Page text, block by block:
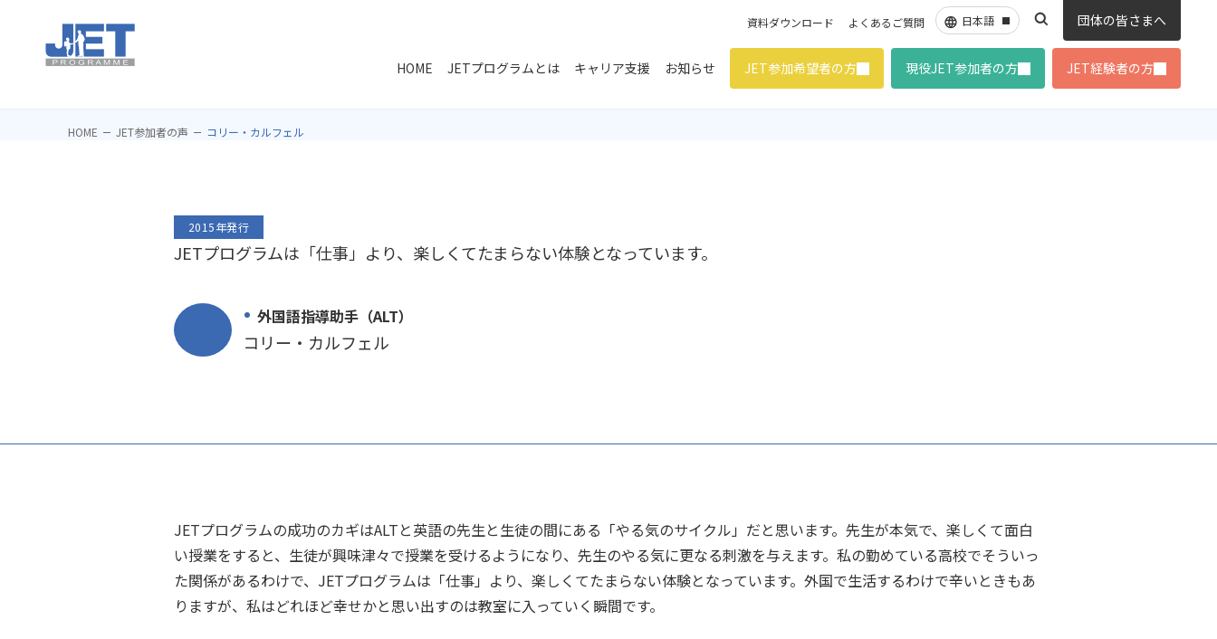
資料ダウンロード よくあるご質問 団体の皆さまへ
HOME JETプログラムとは キャリア支援 お知らせ JET参加希望者の方 現役JET参加者の方 JET経験者の方
HOME JET参加者の声 コリー・カルフェル
2015年発行
JETプログラムは「仕事」より、楽しくてたまらない体験となっています。
外国語指導助手（ALT）
コリー・カルフェル
JETプログラムの成功のカギはALTと英語の先生と生徒の間にある「やる気のサイクル」だと思います。先生が本気で、楽しくて面白
い授業をすると、生徒が興味津々で授業を受けるようになり、先生のやる気に更なる刺激を与えます。私の勤めている高校でそういっ
た関係があるわけで、JETプログラムは「仕事」より、楽しくてたまらない体験となっています。外国で生活するわけで辛いときもあ
りますが、私はどれほど幸せかと思い出すのは教室に入っていく瞬間です。